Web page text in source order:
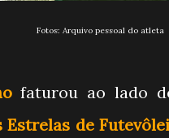
Fotos: Arquivo pessoal do atleta
faturou ao lado
Estrelas de Futevôlei